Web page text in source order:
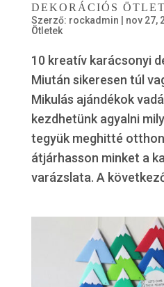
DEKORÁCIÓS ÖTLET
Szerző: rockadmin nov 27,
Ötletek
10 kreatív karácsonyi
Miután sikeresen túl
Mikulás ajándékok
kezdhetünk agyalni
tegyük meghitté
átjárhasson minket a
varázslata. A